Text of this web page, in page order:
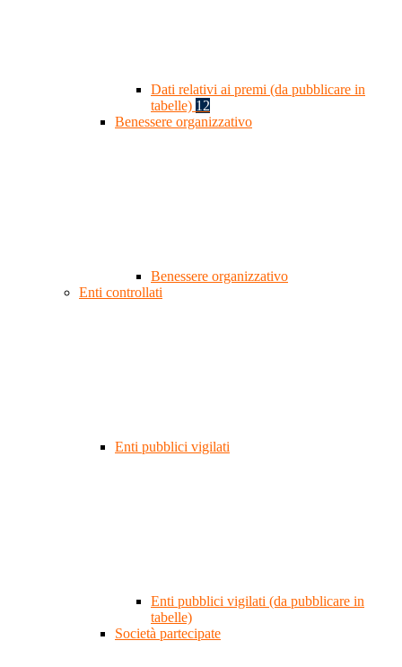
Dati relativi ai premi (da pubblicare in
tabelle) 12
Benessere organizzativo
Benessere organizzativo
Enti controllati
Enti pubblici vigilati
Enti pubblici vigilati (da pubblicare in
tabelle)
Società partecipate